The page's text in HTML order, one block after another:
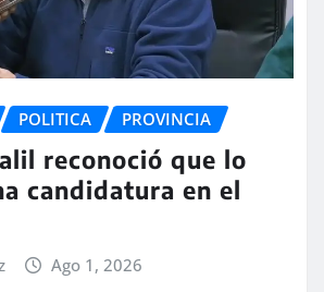
POLITICA PROVINCIA
reconoció que lo
candidatura en el
Ago 1, 2026